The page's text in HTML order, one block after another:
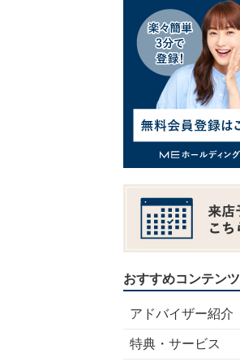
おすすめコンテンツ
アドバイザー紹介
特典・サービス